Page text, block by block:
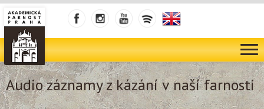
Audio záznamy z kázání v naší farnosti